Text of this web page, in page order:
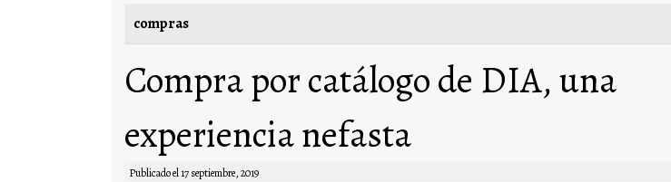
compras
Compra por catálogo de DIA, una
experiencia nefasta
Publicado el17 septiembre, 2019